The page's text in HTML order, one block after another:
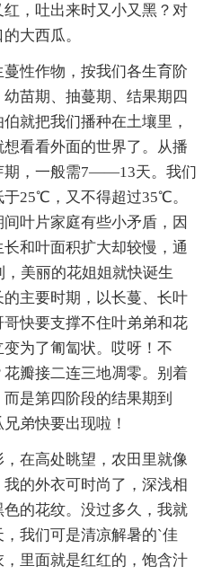
，吐出来时又小又黑？对
大西瓜。
性作物，按我们各生育阶
苗期、抽蔓期、结果期四
就把我们播种在土壤里，
看看外面的世界了。从播
期，一般需7——13天。我们
25℃，又不得超过35℃。
叶片家庭有些小矛盾，因
和叶面积扩大却较慢，通
美丽的花姐姐就快诞生
主要时期，以长蔓、长叶
快要支撑不住叶弟弟和花
为了匍匐状。哎呀！不
瓣接二连三地凋零。别着
是第四阶段的结果期到
弟快要出现啦！
在高处眺望，农田里就像
的外衣可时尚了，深浅相
的花纹。没过多久，我就
我们可是清凉解暑的`佳
里面就是红红的，饱含汁